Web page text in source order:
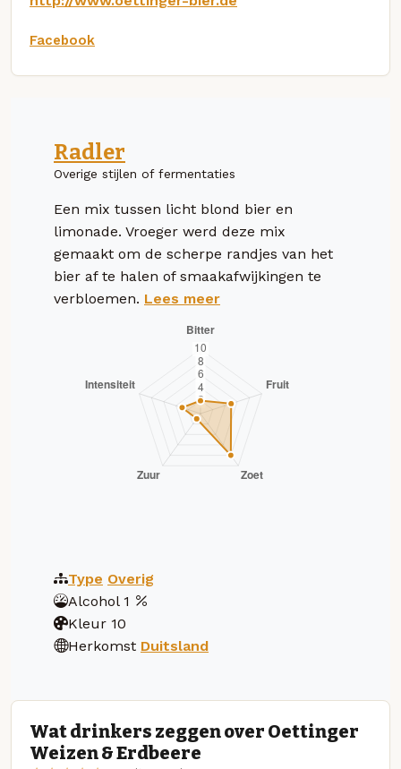
Facebook
Radler
Overige stijlen of fermentaties
Een mix tussen licht blond bier en
limonade. Vroeger werd deze mix
gemaakt om de scherpe randjes van het
bier af te halen of smaakafwijkingen te
verbloemen. Lees meer
Type Overig
Alcohol 1
Kleur 10
Herkomst Duitsland
Wat drinkers zeggen over Oettinger
Weizen & Erdbeere